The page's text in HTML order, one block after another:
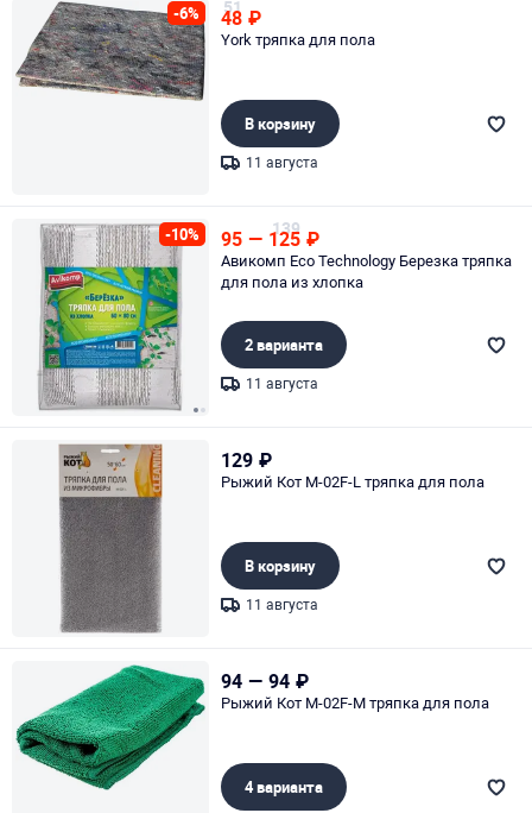
-6% 51
48 ₽
York тряпка для пола
В корзину
11 августа
-10% 95 — 139
125 ₽
Авикомп Eco Technology Березка тряпка
для пола из хлопка
2 варианта
11 августа
129 ₽
Рыжий Кот M-02F-L тряпка для пола
В корзину
11 августа
94 — 94 ₽
Рыжий Кот M-02F-M тряпка для пола
4 варианта